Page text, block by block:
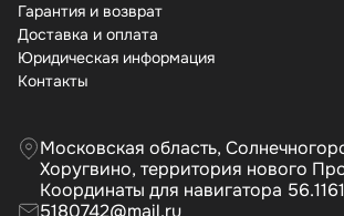
Гарантия и возврат
Доставка и оплата
Юридическая информация
Контакты
Московская область,
Хоругвино, территория нового
Координаты для навигатора
5180742@mail.ru